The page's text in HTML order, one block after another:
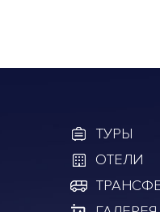
ТУРЫ
ОТЕЛИ